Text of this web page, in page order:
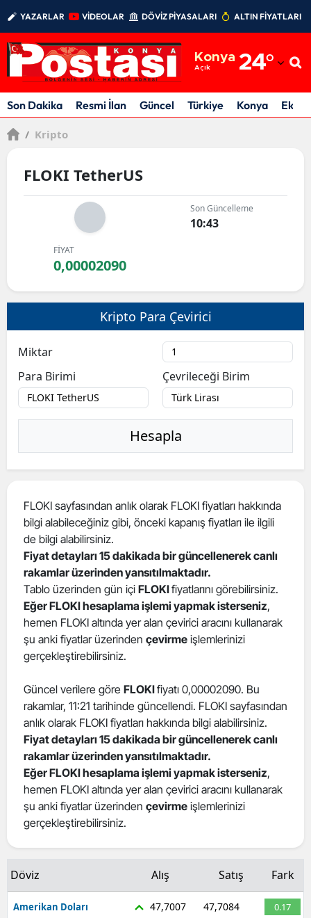
YAZARLAR VİDEOLAR DÖVİZ PİYASALARI ALTIN FİYATLARI
Konya
Açık 24°
Adıyaman
Afyonkarahisar
Antalya
Bitlis
Bolu
Bursa
Çankırı
Çorum
Denizli
Diyarbakır
Edirne
Erzincan
Erzurum
Gaziantep
Giresun
Hakkari
Son Dakika Resmi İlan Güncel Türkiye Konya
/ Kripto
FLOKI TetherUS
Son Güncelleme
10:43
FİYAT
0,00002090
Kripto Para Çevirici
Miktar
Para Birimi
Çevrileceği Birim
Hesapla
FLOKI sayfasından anlık olarak FLOKI fiyatları hakkında
bilgi alabileceğiniz gibi, önceki kapanış fiyatları ile ilgili
de bilgi alabilirsiniz.
Fiyat detayları 15 dakikada bir güncellenerek canlı
rakamlar üzerinden yansıtılmaktadır.
Tablo üzerinden gün içi FLOKIfiyatlarını görebilirsiniz.
Eğer FLOKI hesaplama işlemi yapmak isterseniz,
hemen FLOKI altında yer alan çevirici aracını kullanarak
şu anki fiyatlar üzerinden çevirme işlemlerinizi
gerçekleştirebilirsiniz.
Güncel verilere göre FLOKIfiyatı 0,00002090. Bu
rakamlar, 11:21 tarihinde güncellendi. FLOKI sayfasından
anlık olarak FLOKI fiyatları hakkında bilgi alabilirsiniz.
Fiyat detayları 15 dakikada bir güncellenerek canlı
rakamlar üzerinden yansıtılmaktadır.
Eğer FLOKI hesaplama işlemi yapmak isterseniz,
hemen FLOKI altında yer alan çevirici aracını kullanarak
şu anki fiyatlar üzerinden çevirme işlemlerinizi
gerçekleştirebilirsiniz.
Döviz Alış Satış Fark
Amerikan Doları 47,7007 47,7084 0.17